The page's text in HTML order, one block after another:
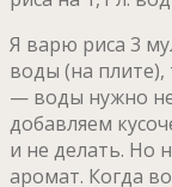
Я варю риса 3
воды (на плите),
— воды нужно
добавляем
и не делать. Но
аромат. Когда